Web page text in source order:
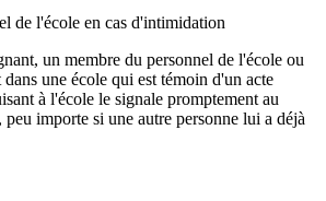
de l'école en cas d'intimidation
un membre du personnel de l'école ou
une école qui est témoin d'un acte
à l'école le signale promptement au
importe si une autre personne lui a déjà